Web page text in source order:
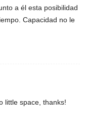
a él esta posibilidad
Capacidad no le
little space, thanks!